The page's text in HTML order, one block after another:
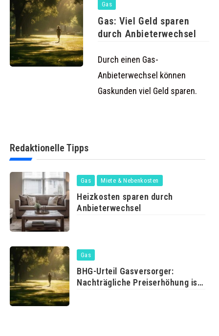
Gas
Gas: Viel Geld sparen
durch Anbieterwechsel
Durch einen Gas-
Anbieterwechsel können
Gaskunden viel Geld sparen.
Redaktionelle Tipps
Gas Miete & Nebenkosten
Heizkosten sparen durch
Anbieterwechsel
Gas
BHG-Urteil Gasversorger:
Nachträgliche Preiserhöhung ist